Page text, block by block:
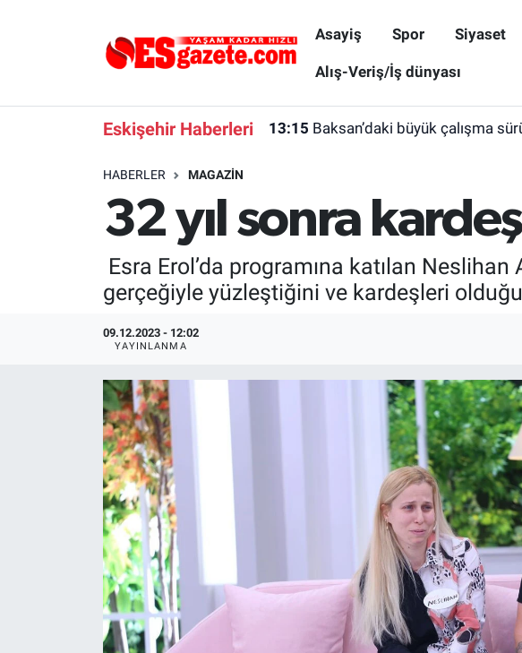
Asayiş Spor Siyaset
Alış-Veriş/İş dünyası
Eskişehir Haberleri 13:15 Baksan’daki büyük çalışma
HABERLER MAGAZIN
32 yıl sonra
Esra Erol’da programına katılan
gerçeğiyle yüzleştiğini ve kardeşleri
09.12.2023 - 12:02
YAYINLANMA
Gündem
Alış-Veriş/İş dünyası
Eskişehirspor Arşivi
Röportaj
Ekonomi
Kültür Sanat
Politika
Kütahya
Eskişehir Nöbetçi Eczaneler
Süper Lig Puan Durumu ve Fikstür
Son Dakika Haberleri
Haber Arşivi